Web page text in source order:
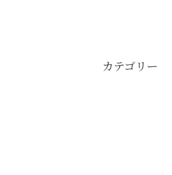
カテゴリー